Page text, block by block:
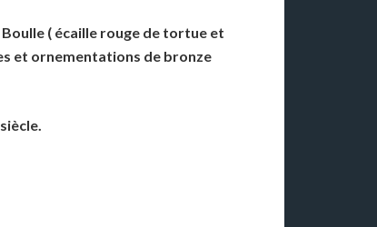
( écaille rouge de tortue et
et ornementations de bronze